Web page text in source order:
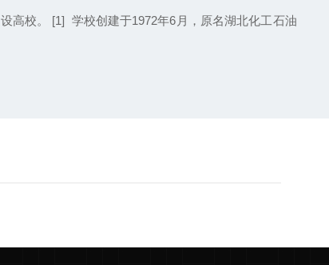
高校。 [1] 学校创建于1972年6月，原名湖北化工石油